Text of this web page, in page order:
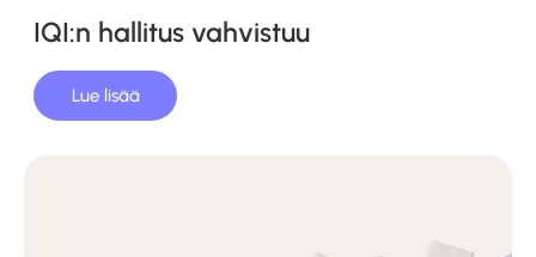
IQI:n hallitus vahvistuu
Lue lisää